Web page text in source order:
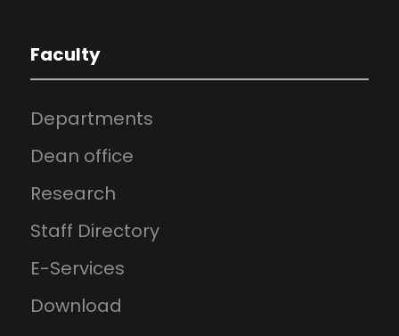
Faculty
Departments
Dean office
Research
Staff Directory
E-Services
Download